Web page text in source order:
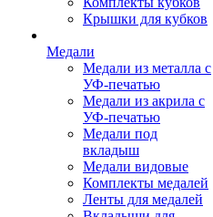
Крышки для кубков
Медали
Медали из металла с
УФ-печатью
Медали из акрила с
УФ-печатью
Медали под
вкладыш
Медали видовые
Комплекты медалей
Ленты для медалей